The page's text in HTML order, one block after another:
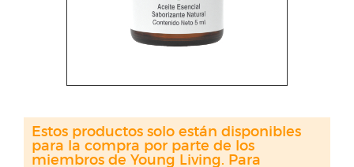
Estos productos solo están disponibles
para la compra por parte de los
miembros de Young Living. Para